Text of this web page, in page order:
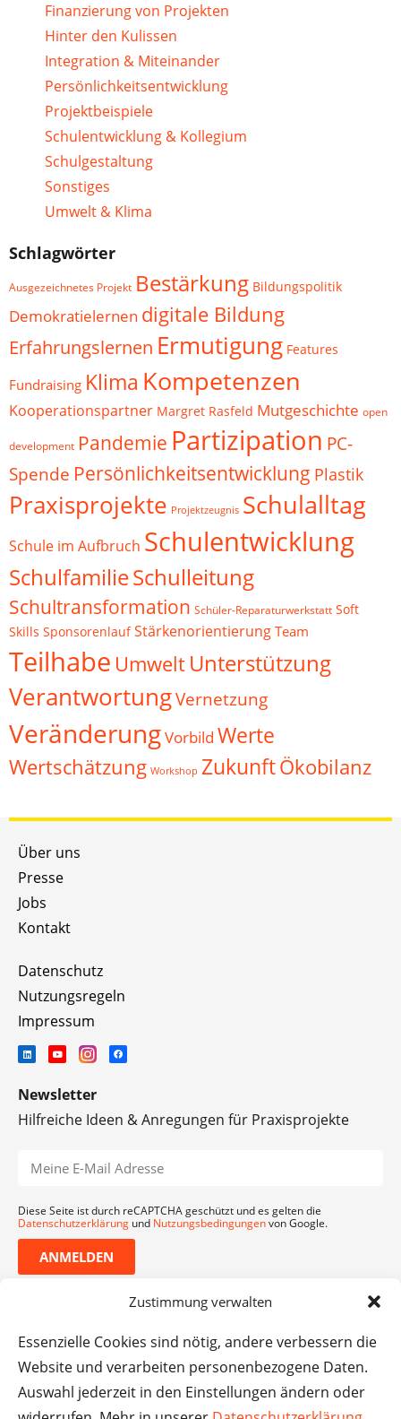
Zustimmung verwalten
Essenzielle Cookies sind nötig, andere verbessern die
Website und verarbeiten personenbezogene Daten.
Auswahl jederzeit in den Einstellungen ändern oder
Finanzierung von Projekten
Hinter den Kulissen
Integration & Miteinander
Persönlichkeitsentwicklung
Projektbeispiele
Schulentwicklung & Kollegium
Schulgestaltung
Sonstiges
Umwelt & Klima
Schlagwörter
Ausgezeichnetes Projekt Bestärkung Bildungspolitik
Demokratielernen digitale Bildung
Erfahrungslernen Ermutigung Features
Fundraising Klima Kompetenzen
Kooperationspartner Margret Rasfeld Mutgeschichte open
development Pandemie Partizipation PC-
Spende Persönlichkeitsentwicklung Plastik
Praxisprojekte Projektzeugnis Schulalltag
Schule im Aufbruch Schulentwicklung
SchulfamilieSchulleitung
Schultransformation Schüler-Reparaturwerkstatt Soft
Skills Sponsorenlauf Stärkenorientierung Team
Teilhabe Umwelt Unterstützung
VerantwortungVernetzung
VeränderungVorbild Werte
Wertschätzung Workshop ZukunftÖkobilanz
Über uns
Presse
Jobs
Kontakt
Datenschutz
Nutzungsregeln
Impressum
Newsletter
Hilfreiche Ideen & Anregungen für Praxisprojekte
Diese Seite ist durch reCAPTCHA geschützt und es gelten die
Datenschutzerklärung und Nutzungsbedingungenvon Google.
ANMELDEN